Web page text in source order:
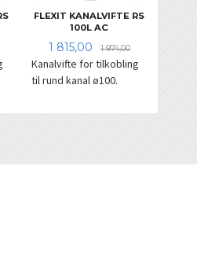
FLEXIT KANALVIFTE RS
100L AC
Tilbud
1 815,00 1 974,00Rabatt
Kanalvifte for tilkobling
til rund kanal ø100.